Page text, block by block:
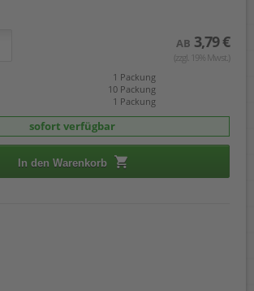
AB 3,79 €
(zzgl. 19% Mwst.)
1 Packung
10 Packung
1 Packung
sofort verfügbar
In den Warenkorb